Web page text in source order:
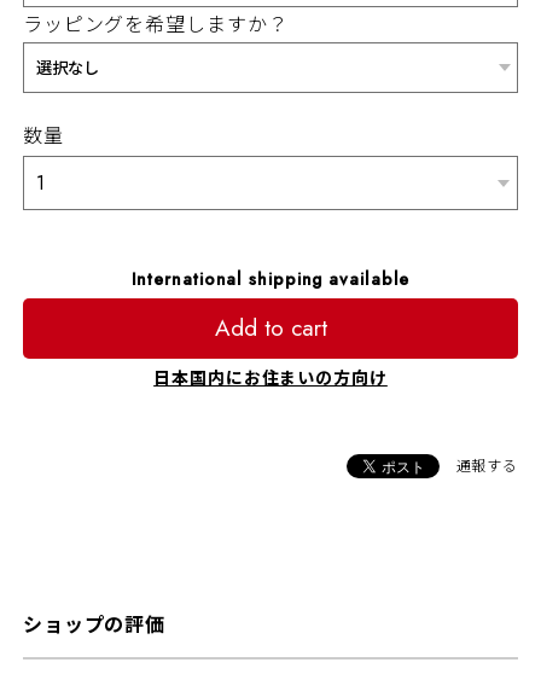
ラッピングを希望しますか？
数量
International shipping available
Add to cart
日本国内にお住まいの方向け
通報する
ショップの評価